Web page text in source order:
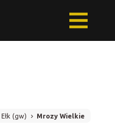
Ełk (gw) Mrozy Wielkie